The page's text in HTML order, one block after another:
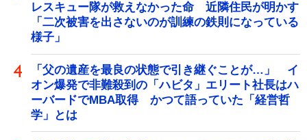
レスキュー隊が救えなかった命 近隣住民が明かす
「二次被害を出さないのが訓練の鉄則になっている
様子」
「父の遺産を最良の状態で引き継ぐことが…」 イ
オン爆発で非難殺到の「ハビタ」エリート社長はハ
ーバードでMBA取得 かつて語っていた「経営哲
学」とは